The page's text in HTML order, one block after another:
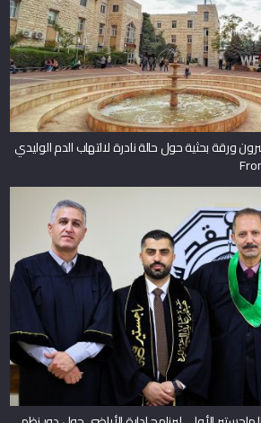
ورقة بحثية حول حالة نادرة لالتهاب الدم الوليدي